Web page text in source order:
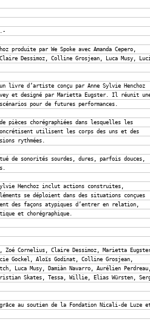
produite par We Spoke avec Amanda Cepero,
Dessimoz, Colline Grosjean, Luca Musy,
livre d’artiste conçu par Anne Sylvie Henchoz
et designé par Marietta Eugster. Il réunit
pour de futures performances.
pièces chorégraphiées dans lesquelles les
utilisent les corps des uns et des
rythmées.
de sonorités sourdes, dures, parfois douces,
Henchoz inclut actions construites,
se déploient dans des situations conçues
des façons atypiques d’entrer en relation,
et chorégraphique.
Zoé Cornelius, Claire Dessimoz, Marietta
Gockel, Aloïs Godinat, Colline Grosjean,
Luca Musy, Damiàn Navarro, Aurélien
Skates, Tessa, Willie, Elias Würsten,
au soutien de la Fondation Nicali-de Luze